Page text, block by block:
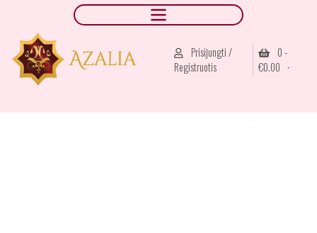
Prisijungti /
Registruotis
0 -
€0.00